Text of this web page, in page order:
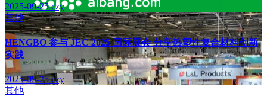
2025-09-25czy
其他
HENGBO 参与 JEC 2025 国际展会 分享热塑性复合材料创新
实践
2025-09-25czy
其他